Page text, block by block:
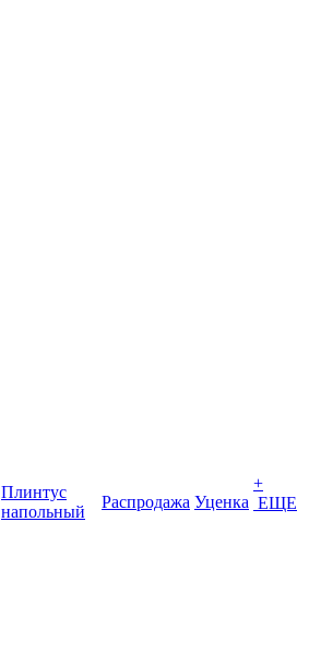
Плинтус
напольный
Распродажа Уценка
+
ЕЩЕ